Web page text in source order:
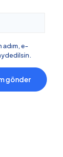
adım, e-